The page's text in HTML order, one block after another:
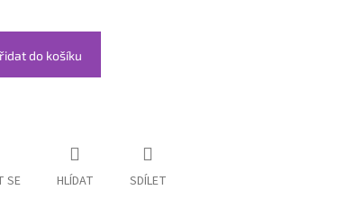
do košíku
SE HLÍDAT SDÍLET